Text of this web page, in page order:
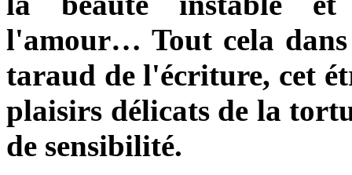
l'amour… Tout cela
taraud de l'écriture, cet
plaisirs délicats de la
de sensibilité.